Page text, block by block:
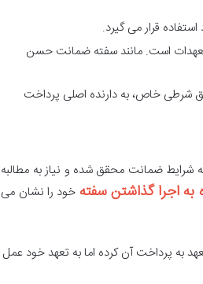
قرار می گیرد.
تعهدات است. مانند سفته ضمانت حسن
شرطی خاص، به دارنده اصلی پرداخت
شرایط ضمانت محقق شده و نیاز به مطالبه
به اجرا گذاشتن سفته خود را نشان می
به پرداخت آن کرده اما به تعهد خود عمل